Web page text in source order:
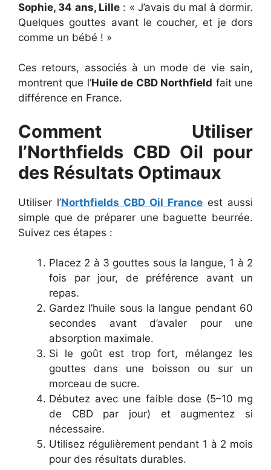
Sophie, 34 ans, Lille: « J’avais du mal à dormir.
Quelques gouttes avant le coucher, et je dors
comme un bébé ! »
Ces retours, associés à un mode de vie sain,
montrent que l’Huile de CBD Northfield fait une
différence en France.
Comment Utiliser
l’Northfields CBD Oil pour
des Résultats Optimaux
Utiliser l’Northfields CBD Oil France est aussi
simple que de préparer une baguette beurrée.
Suivez ces étapes :
Placez 2 à 3 gouttes sous la langue, 1 à 2
fois par jour, de préférence avant un
repas.
Gardez l’huile sous la langue pendant 60
secondes avant d’avaler pour une
absorption maximale.
Si le goût est trop fort, mélangez les
gouttes dans une boisson ou sur un
morceau de sucre.
Débutez avec une faible dose (5–10 mg
de CBD par jour) et augmentez si
nécessaire.
Utilisez régulièrement pendant 1 à 2 mois
pour des résultats durables.